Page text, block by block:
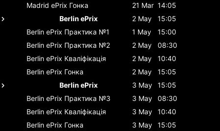
Madrid ePrix Гонка 21 Mar 14:05
Berlin ePrix
2 May
15:05
Berlin ePrix Практика №1 1 May
15:00
Berlin ePrix Практика №2 2 May
08:30
Berlin ePrix Кваліфікація 2 May
10:40
Berlin ePrix Гонка 2 May
15:05
Berlin ePrix
3 May
15:05
Berlin ePrix Практика №3 3 May
08:30
Berlin ePrix Кваліфікація 3 May
10:40
Berlin ePrix Гонка 3 May
15:05